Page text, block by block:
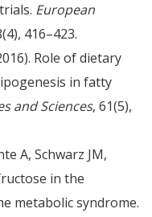
European
416–423.
Role of dietary
in fatty
and Sciences, 61(5),
A, Schwarz JM,
in the
metabolic syndrome.